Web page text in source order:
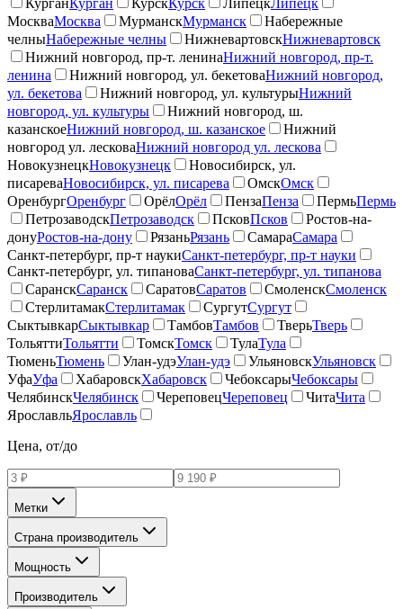
МоскваМосква МурманскМурманск
Набережные
челныНабережные челны НижневартовскНижневартовск
Нижний новгород, пр-т. ленинаНижний новгород, пр-т.
ленина
Нижний новгород, ул. бекетоваНижний новгород,
ул. бекетова
Нижний новгород, ул. культурыНижний
новгород, ул. культуры
Нижний новгород, ш.
казанскоеНижний новгород, ш. казанское
Нижний
новгород ул. лесковаНижний новгород ул. лескова
НовокузнецкНовокузнецк
Новосибирск, ул.
писареваНовосибирск, ул. писарева ОмскОмск
ОренбургОренбург ОрёлОрёл ПензаПенза ПермьПермь
ПетрозаводскПетрозаводск ПсковПсков
Ростов-на-
донуРостов-на-дону РязаньРязань СамараСамара
Санкт-петербург, пр-т наукиСанкт-петербург, пр-т науки
Санкт-петербург, ул. типановаСанкт-петербург, ул. типанова
СаранскСаранск СаратовСаратов СмоленскСмоленск
СтерлитамакСтерлитамак СургутСургут
СыктывкарСыктывкар ТамбовТамбов ТверьТверь
ТольяттиТольятти ТомскТомск ТулаТула
ТюменьТюмень Улан-удэУлан-удэ УльяновскУльяновск
УфаУфа ХабаровскХабаровск ЧебоксарыЧебоксары
ЧелябинскЧелябинск ЧереповецЧереповец ЧитаЧита
ЯрославльЯрославль
Цена, от/до
Метки
Страна производитель
Мощность
Производитель